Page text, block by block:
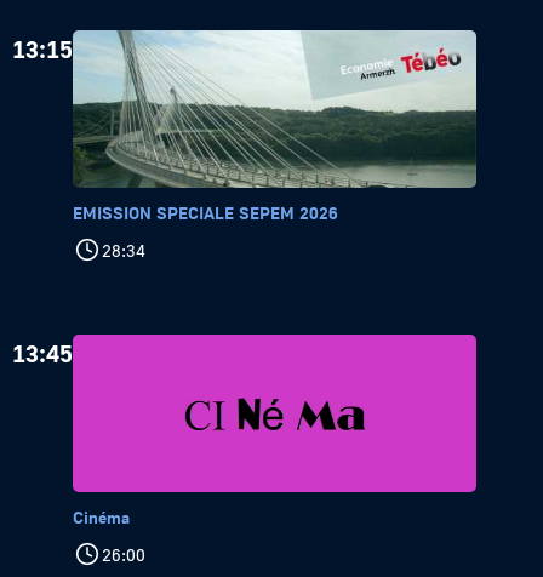
13:15
EMISSION SPECIALE SEPEM 2026
28:34
13:45
Cinéma
26:00